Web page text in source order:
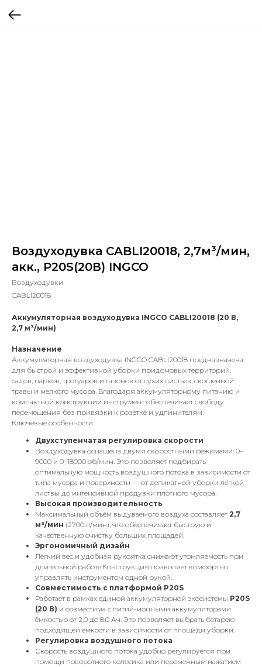
Воздуходувка CABLI20018, 2,7м³/мин,
акк., P20S(20В) INGCO
Воздуходувки
CABLI20018
Аккумуляторная воздуходувка INGCO CABLI20018 (20 В,
2,7 м³/мин)
Назначение
Аккумуляторная воздуходувка INGCO CABLI20018 предназначена
для быстрой и эффективной уборки придомовых территорий,
садов, парков, тротуаров и газонов от сухих листьев, скошенной
травы и мелкого мусора. Благодаря аккумуляторному питанию и
компактной конструкции инструмент обеспечивает свободу
перемещения без привязки к розетке и удлинителям.
Ключевые особенности
Двухступенчатая регулировка скорости
Воздуходувка оснащена двумя скоростными режимами: 0–
9000 и 0–18000 об/мин. Это позволяет подбирать
оптимальную мощность воздушного потока в зависимости от
типа мусора и поверхности — от деликатной уборки лёгкой
листвы до интенсивной продувки плотного мусора.
Высокая производительность
Максимальный объём выдуваемого воздуха составляет2,7
м³/мин (2700 л/мин), что обеспечивает быструю и
качественную очистку больших площадей.
Эргономичный дизайн
Лёгкий вес и удобная рукоятка снижают утомляемость при
длительной работе.Конструкция позволяет комфортно
управлять инструментом одной рукой.
Совместимость с платформой P20S
Работает в рамках единой аккумуляторной экосистемы P20S
(20 В) и совместима с литий-ионными аккумуляторами
ёмкостью от 2,0 до 8,0 Ач. Это позволяет выбрать батарею
подходящей ёмкости в зависимости от площади уборки.
Регулировка воздушного потока
Скорость воздушного потока удобно регулируется при
помощи поворотного колесика или переменным нажатием